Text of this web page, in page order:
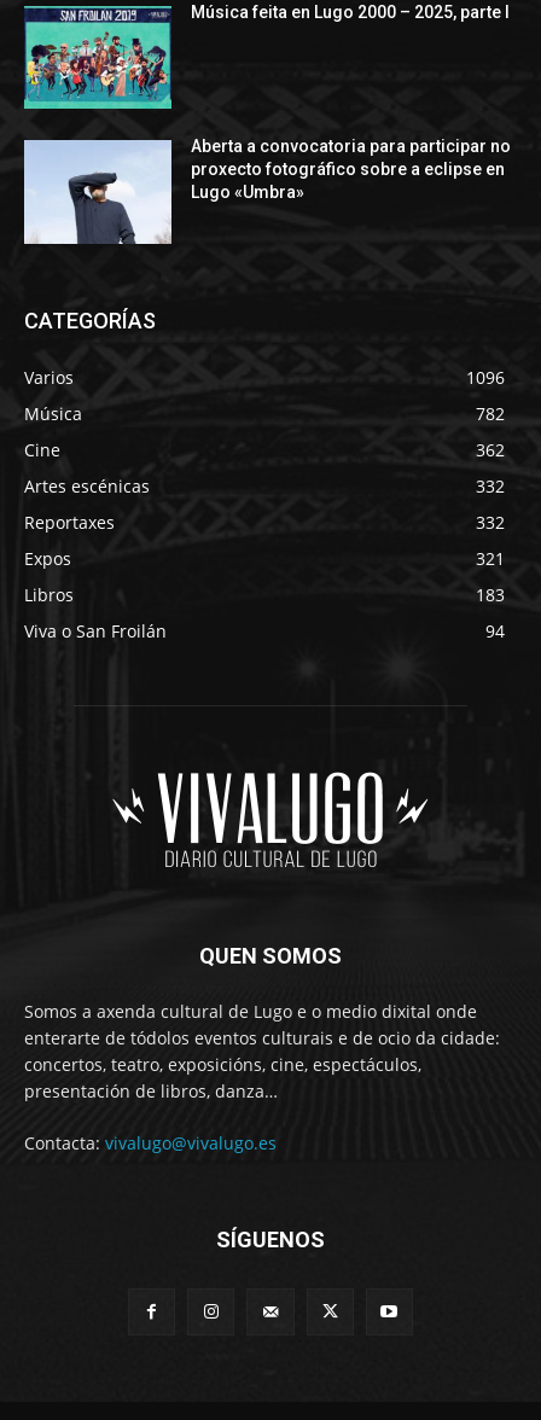
Música feita en Lugo 2000 – 2025, parte I
Aberta a convocatoria para participar no
proxecto fotográfico sobre a eclipse en
Lugo «Umbra»
CATEGORÍAS
Varios
1096
Música
782
Cine
362
Artes escénicas
332
Reportaxes
332
Expos
321
Libros
183
Viva o San Froilán
94
QUEN SOMOS
Somos a axenda cultural de Lugo e o medio dixital onde
enterarte de tódolos eventos culturais e de ocio da cidade:
concertos, teatro, exposicións, cine, espectáculos,
presentación de libros, danza…
Contacta: vivalugo@vivalugo.es
SÍGUENOS